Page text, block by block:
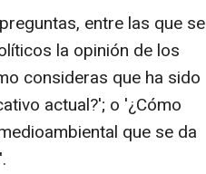
entre las que se
la opinión de los
consideras que ha sido
actual?'; o '¿Cómo
que se da